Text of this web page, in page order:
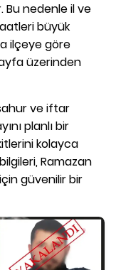
nedenle il ve
büyük
ilçeye göre
üzerinden
ve iftar
planlı bir
kolayca
Ramazan
güvenilir bir